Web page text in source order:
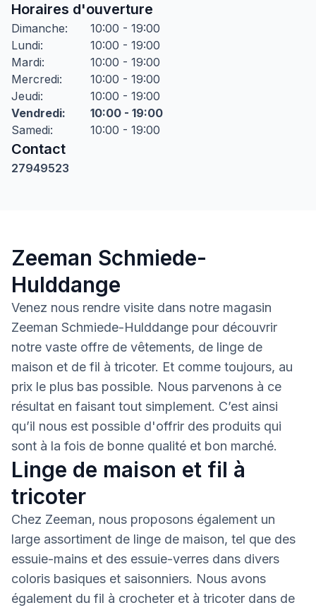
Horaires d'ouverture
Dimanche:
10:00 - 19:00
Lundi:
10:00 - 19:00
Mardi:
10:00 - 19:00
Mercredi:
10:00 - 19:00
Jeudi:
10:00 - 19:00
Vendredi:
10:00 - 19:00
Samedi: 10:00 - 19:00
Contact
27949523
Zeeman Schmiede-
Hulddange
Venez nous rendre visite dans notre magasin
Zeeman Schmiede-Hulddange pour découvrir
notre vaste offre de vêtements, de linge de
maison et de fil à tricoter. Et comme toujours, au
prix le plus bas possible. Nous parvenons à ce
résultat en faisant tout simplement. C’est ainsi
qu’il nous est possible d'offrir des produits qui
sont à la fois de bonne qualité et bon marché.
Linge de maison et fil à
tricoter
Chez Zeeman, nous proposons également un
large assortiment de linge de maison, tel que des
essuie-mains et des essuie-verres dans divers
coloris basiques et saisonniers. Nous avons
également du fil à crocheter et à tricoter dans de